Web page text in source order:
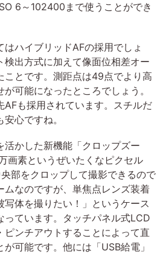
6～102400まで使うことができ
ハイブリッドAFの採用でしょ
検出方式に加えて像面位相差オー
ことです。測距点は49点でより高
可能になったところでしょう。
AFも採用されています。スチルだ
心ですね。
かした新機能「クロップズー
画素というぜいたくなピクセル
部をクロップして撮影できるので
ムなのですが、単焦点レンズ装着
写体を撮りたい！」というケース
っています。タッチパネル式LCD
ピンチアウトすることによって直
可能です。他には「USB給電」